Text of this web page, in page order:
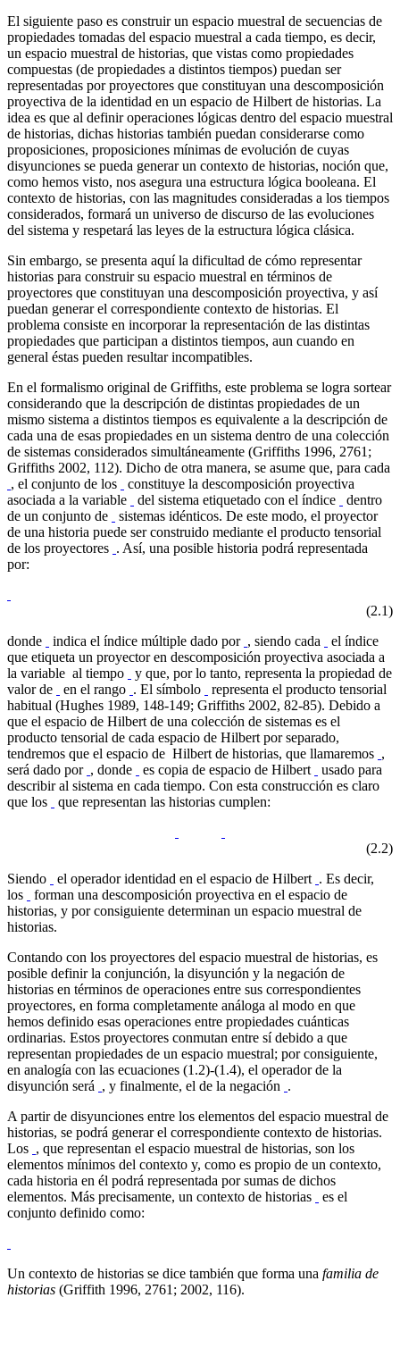
El siguiente paso es construir un espacio muestral de secuencias de
propiedades tomadas del espacio muestral a cada tiempo, es decir,
un espacio muestral de historias, que vistas como propiedades
compuestas (de propiedades a distintos tiempos) puedan ser
representadas por proyectores que constituyan una descomposición
proyectiva de la identidad en un espacio de Hilbert de historias. La
idea es que al definir operaciones lógicas dentro del espacio muestral
de historias, dichas historias también puedan considerarse como
proposiciones, proposiciones mínimas de evolución de cuyas
disyunciones se pueda generar un contexto de historias, noción que,
como hemos visto, nos asegura una estructura lógica booleana. El
contexto de historias, con las magnitudes consideradas a los tiempos
considerados, formará un universo de discurso de las evoluciones
del sistema y respetará las leyes de la estructura lógica clásica.
Sin embargo, se presenta aquí la dificultad de cómo representar
historias para construir su espacio muestral en términos de
proyectores que constituyan una descomposición proyectiva, y así
puedan generar el correspondiente contexto de historias. El
problema consiste en incorporar la representación de las distintas
propiedades que participan a distintos tiempos, aun cuando en
general éstas pueden resultar incompatibles.
En el formalismo original de Griffiths, este problema se logra sortear
considerando que la descripción de distintas propiedades de un
mismo sistema a distintos tiempos es equivalente a la descripción de
cada una de esas propiedades en un sistema dentro de una colección
de sistemas considerados simultáneamente (Griffiths 1996, 2761;
Griffiths 2002, 112). Dicho de otra manera, se asume que, para cada
, el conjunto de los
constituye la descomposición proyectiva
asociada a la variable
del sistema etiquetado con el índice
dentro
de un conjunto de
sistemas idénticos. De este modo, el proyector
de una historia puede ser construido mediante el producto tensorial
de los proyectores . Así, una posible historia podrá representada
por:
(2.1)
donde
indica el índice múltiple dado por , siendo cada
el índice
que etiqueta un proyector en descomposición proyectiva asociada a
la variable al tiempo
y que, por lo tanto, representa la propiedad de
valor de
en el rango . El símbolo
representa el producto tensorial
habitual (Hughes 1989, 148-149; Griffiths 2002, 82-85). Debido a
que el espacio de Hilbert de una colección de sistemas es el
producto tensorial de cada espacio de Hilbert por separado,
tendremos que el espacio de Hilbert de historias, que llamaremos ,
será dado por , donde es copia de espacio de Hilbert
usado para
describir al sistema en cada tiempo. Con esta construcción es claro
que los
que representan las historias cumplen:
(2.2)
Siendo
el operador identidad en el espacio de Hilbert . Es decir,
los
forman una descomposición proyectiva en el espacio de
historias, y por consiguiente determinan un espacio muestral de
historias.
Contando con los proyectores del espacio muestral de historias, es
posible definir la conjunción, la disyunción y la negación de
historias en términos de operaciones entre sus correspondientes
proyectores, en forma completamente análoga al modo en que
hemos definido esas operaciones entre propiedades cuánticas
ordinarias. Estos proyectores conmutan entre sí debido a que
representan propiedades de un espacio muestral; por consiguiente,
en analogía con las ecuaciones (1.2)-(1.4), el operador de la
disyunción será , y finalmente, el de la negación .
A partir de disyunciones entre los elementos del espacio muestral de
historias, se podrá generar el correspondiente contexto de historias.
Los , que representan el espacio muestral de historias, son los
elementos mínimos del contexto y, como es propio de un contexto,
cada historia en él podrá representada por sumas de dichos
elementos. Más precisamente, un contexto de historias
es el
conjunto definido como:
Un contexto de historias se dice también que forma una familia de
historias (Griffith 1996, 2761; 2002, 116).